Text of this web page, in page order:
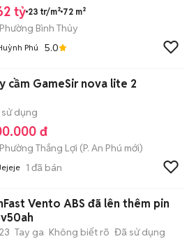
tỷ 23 tr/m² 72 m²
Phường Bình Thủy
Phú 5.0
cầm GameSir nova lite 2
dụng
đ
Phường Thắng Lợi (P. An Phú mới)
1 đã bán
Vento ABS đã lên thêm pin
Tay ga Không biết rõ Đã sử dụng